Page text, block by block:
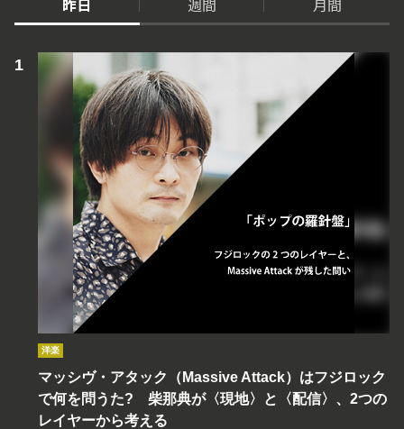
昨日 週間 月間
洋楽
マッシヴ・アタック（Massive Attack）はフジロック
で何を問うた? 柴那典が〈現地〉と〈配信〉、2つの
レイヤーから考える